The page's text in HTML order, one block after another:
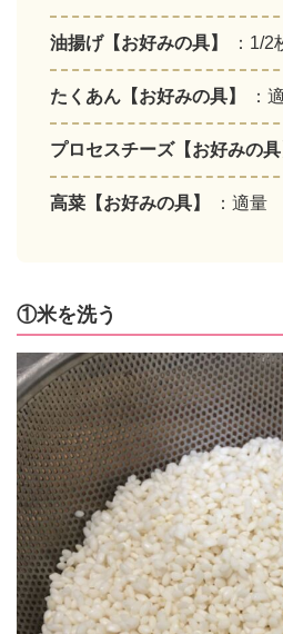
油揚げ【お好みの具】 ：1/2
たくあん【お好みの具】 ：
プロセスチーズ【お好みの具
高菜【お好みの具】 ：適量
①米を洗う